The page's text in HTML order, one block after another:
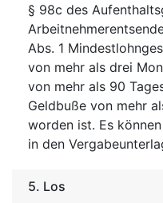
§ 98c des
Abs. 1
von mehr als drei
von mehr als 90
Geldbuße von mehr
worden ist. Es
in den
5. Los